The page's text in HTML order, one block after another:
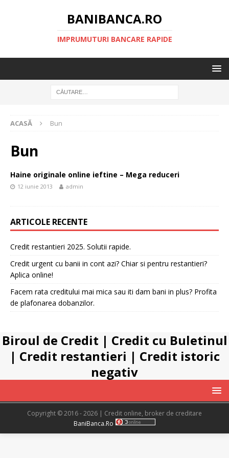
BANIBANCA.RO
IMPRUMUTURI BANCARE RAPIDE
ACASĂ Bun
Bun
Haine originale online ieftine – Mega reduceri
12 iunie 2013 admin
ARTICOLE RECENTE
Credit restantieri 2025. Solutii rapide.
Credit urgent cu banii in cont azi? Chiar si pentru restantieri?
Aplica online!
Facem rata creditului mai mica sau iti dam bani in plus? Profita
de plafonarea dobanzilor.
Biroul de Credit | Credit cu Buletinul
| Credit restantieri | Credit istoric
negativ
Copyright © 2016 - 2026 | Credit online, broker de creditare
BaniBanca.Ro